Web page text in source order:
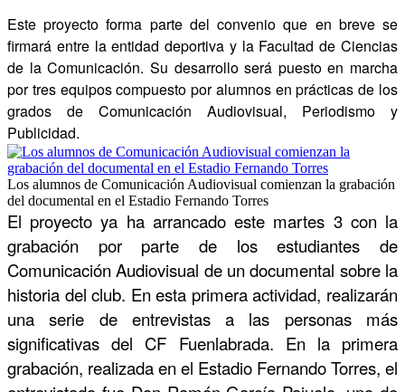
Este proyecto forma parte del convenio que en breve se
firmará entre la entidad deportiva y la Facultad de Ciencias
de la Comunicación. Su desarrollo será puesto en marcha
por tres equipos compuesto por alumnos en prácticas de los
grados de Comunicación Audiovisual, Periodismo y
Publicidad.
Los alumnos de Comunicación Audiovisual comienzan la grabación
del documental en el Estadio Fernando Torres
El proyecto ya ha arrancado este martes 3 con la
grabación por parte de los estudiantes de
Comunicación Audiovisual de un documental sobre la
historia del club. En esta primera actividad, realizarán
una serie de entrevistas a las personas más
significativas del CF Fuenlabrada. En la primera
grabación, realizada en el Estadio Fernando Torres, el